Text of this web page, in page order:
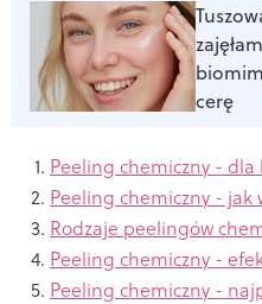
cerę
Peeling chemiczny - dla
Peeling chemiczny - jak
Rodzaje peelingów
Peeling chemiczny -
Peeling chemiczny -